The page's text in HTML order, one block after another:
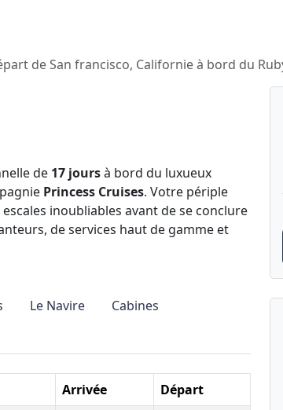
de San francisco, Californie à bord du
de 17 joursà bord du luxueux
Princess Cruises. Votre périple
inoubliables avant de se conclure
de services haut de gamme et
Le Navire
Cabines
Arrivée
Départ